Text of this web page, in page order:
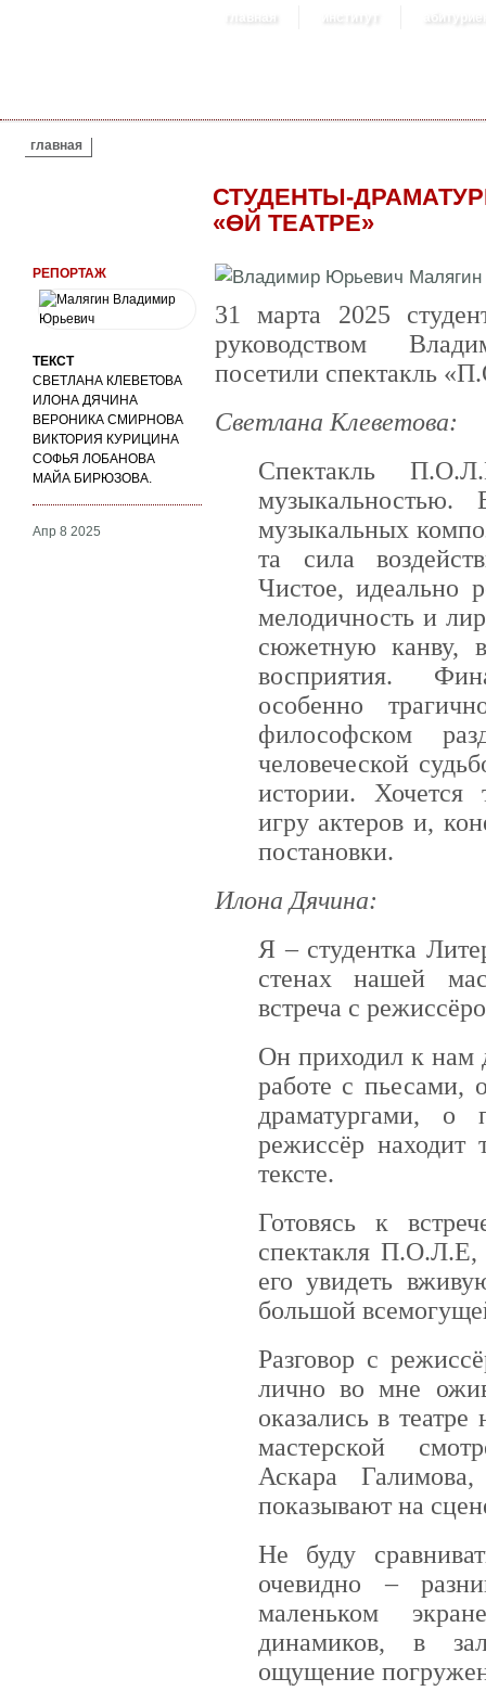
главная институт
ВЫ ЗДЕСЬ
главная
СТУДЕНТЫ-
«ƟЙ ТЕАТРЕ»
РЕПОРТАЖ
ТЕКСТ
СВЕТЛАНА КЛЕВЕТОВА
ИЛОНА ДЯЧИНА
ВЕРОНИКА СМИРНОВА
ВИКТОРИЯ КУРИЦИНА
СОФЬЯ ЛОБАНОВА
МАЙА БИРЮЗОВА.
Апр 8 2025
31 марта 2025
руководством
посетили спектакль
Светлана Клеветова:
Спектакль
музыкальных
та сила
Чистое, идеально
мелодичность и
сюжетную канву,
восприятия.
особенно
философском
человеческой
истории. Хочется
игру актеров и,
постановки.
Илона Дячина:
Я – студентка
стенах нашей
встреча с
Он приходил к нам
работе с
драматургами,
режиссёр
тексте.
Готовясь к
спектакля
его увидеть
большой
Разговор с
лично во мне
оказались в
мастерской
Аскара
показывают на
Не буду
очевидно –
маленьком
динамиков, в
ощущение